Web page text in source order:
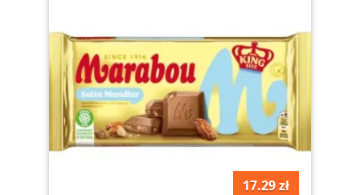
17.29 zł